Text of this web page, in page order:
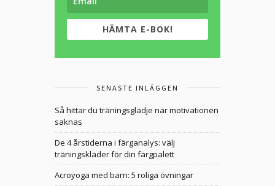
HÄMTA E-BOK!
SENASTE INLÄGGEN
Så hittar du träningsglädje när motivationen
saknas
De 4 årstiderna i färganalys: välj
träningskläder för din färgpalett
Acroyoga med barn: 5 roliga övningar